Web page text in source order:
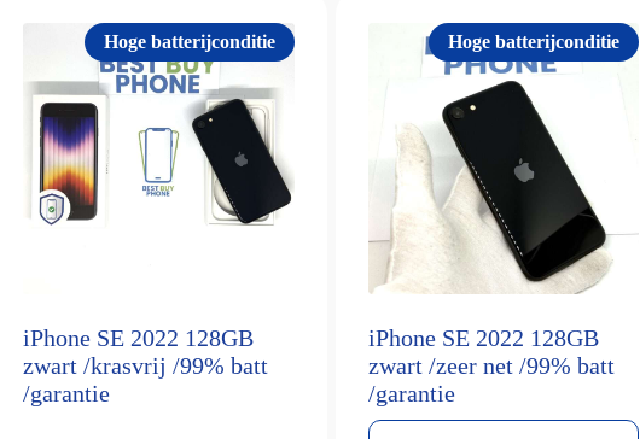
Hoge batterijconditie
iPhone SE 2022 128GB
zwart /krasvrij /99% batt
/garantie
Hoge batterijconditie
iPhone SE 2022 128GB
zwart /zeer net /99% batt
/garantie